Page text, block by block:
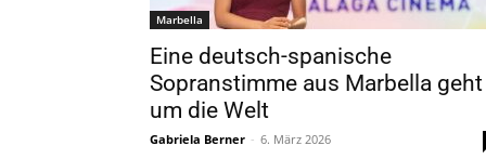
Marbella
Eine deutsch-spanische
Sopranstimme aus Marbella geht
um die Welt
Gabriela Berner - 6. März 2026